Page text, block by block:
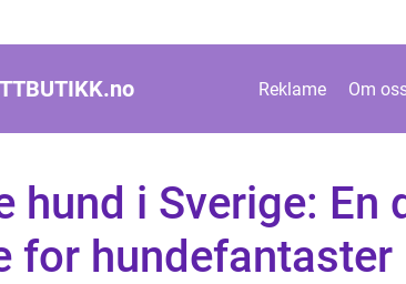
no Reklame Om
hund i Sverige: En
for hundefantaster